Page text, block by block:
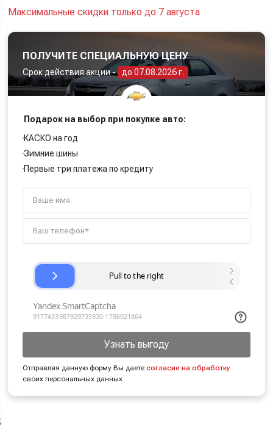
Максимальные скидки только до 7 августа
ПОЛУЧИТЕ СПЕЦИАЛЬНУЮ ЦЕНУ
Срок действия акции - до 07.08.2026 г.
Подарок на выбор при покупке авто:
КАСКО на год
Зимние шины
Первые три платежа по кредиту
Узнать выгоду
Отправляя данную форму Вы даетесогласие на обработку
своих персональных данных
;